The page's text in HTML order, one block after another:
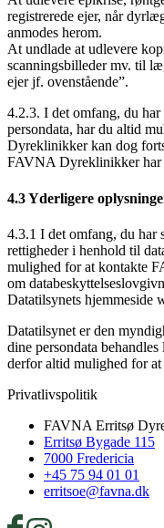
registrerede ejer, når
anmodes herom.
At undlade at udlevere
scanningsbilleder mv. til
ejer jf. ovenstående”.
4.2.3. I det omfang, du
persondata, har du altid
Dyreklinikker kan dog
FAVNA Dyreklinikker har
4.3 Yderligere
4.3.1 I det omfang, du har
rettigheder i henhold til
mulighed for at kontakte
om
Datatilsynets hjemmeside
Datatilsynet er den
dine persondata
derfor altid mulighed for
Privatlivspolitik
FAVNA Erritsø
Erritsø Bygade 115
7000 Fredericia
+45 75 94 01 01
erritsoe@favna.dk